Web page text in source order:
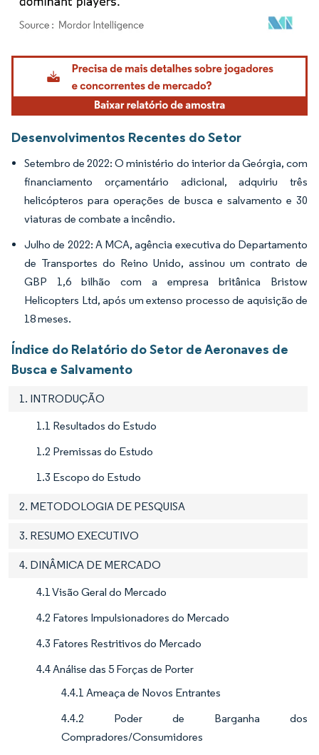
Imagem © Mordor Intelligence. O reuso requer atribuição conforme CC BY 4.0.
Desenvolvimentos Recentes do Setor
Setembro de 2022: O ministério do interior da Geórgia, com
financiamento orçamentário adicional, adquiriu três
helicópteros para operações de busca e salvamento e 30
viaturas de combate a incêndio.
Julho de 2022: A MCA, agência executiva do Departamento
de Transportes do Reino Unido, assinou um contrato de
GBP 1,6 bilhão com a empresa britânica Bristow
Helicopters Ltd, após um extenso processo de aquisição de
18 meses.
Índice do Relatório do Setor de Aeronaves de
Busca e Salvamento
1. INTRODUÇÃO
1.1 Resultados do Estudo
1.2 Premissas do Estudo
1.3 Escopo do Estudo
2. METODOLOGIA DE PESQUISA
3. RESUMO EXECUTIVO
4. DINÂMICA DE MERCADO
4.1 Visão Geral do Mercado
4.2 Fatores Impulsionadores do Mercado
4.3 Fatores Restritivos do Mercado
4.4 Análise das 5 Forças de Porter
4.4.1 Ameaça de Novos Entrantes
4.4.2 Poder de Barganha dos
Compradores/Consumidores